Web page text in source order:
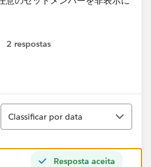
2 respostas
Classificar
Classificar por data
Resposta aceita